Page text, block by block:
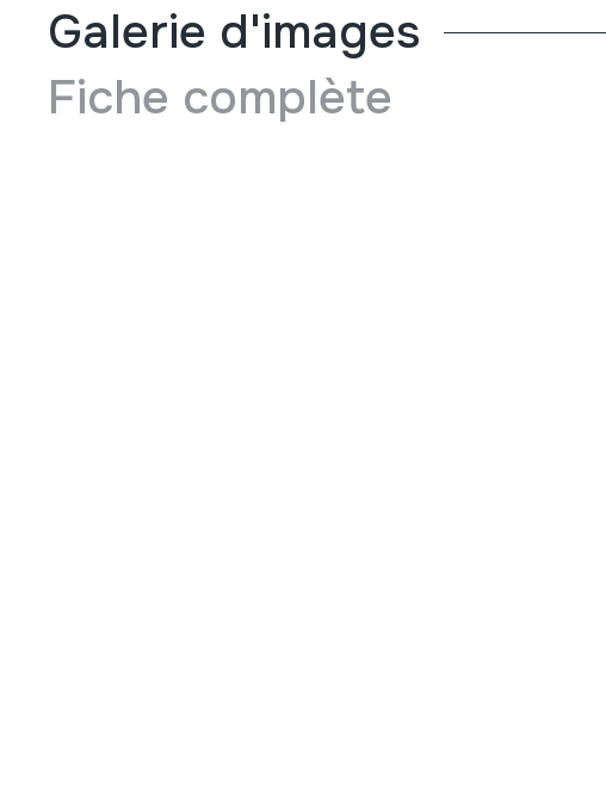
Galerie d'images
Fiche complète